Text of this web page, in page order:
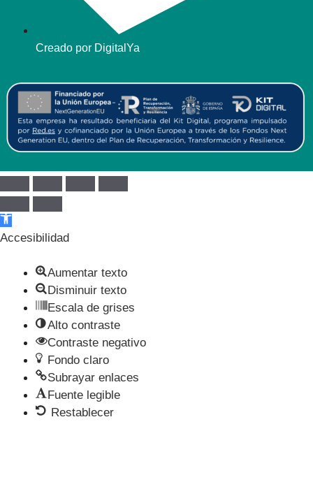
Creado por DigitalYa
Abrir barra de herramientas
Accesibilidad
Aumentar texto
Disminuir texto
Escala de grises
Alto contraste
Contraste negativo
Fondo claro
Subrayar enlaces
Fuente legible
Restablecer